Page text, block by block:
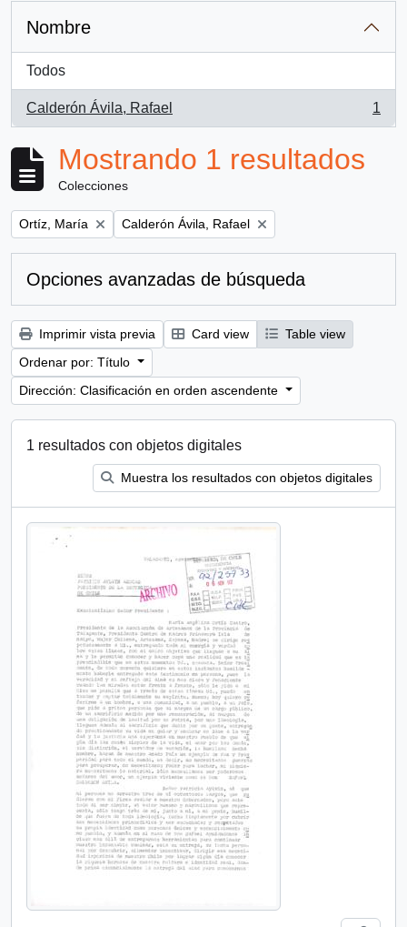
Nombre
Todos
Calderón Ávila, Rafael
, 1 resultados
1
Mostrando 1 resultados
Colecciones
Remove filter:
Ortíz, María Remove filter:
Calderón Ávila, Rafael
Opciones avanzadas de búsqueda
Imprimir vista previa Card view
Table view
Ordenar por: Título
Dirección: Clasificación en orden ascendente
1 resultados con objetos digitales
Muestra los resultados con objetos digitales